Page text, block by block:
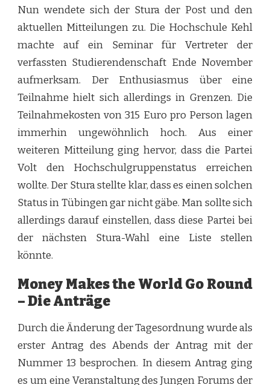
Nun wendete sich der Stura der Post und den
aktuellen Mitteilungen zu. Die Hochschule Kehl
machte auf ein Seminar für Vertreter der
verfassten Studierendenschaft Ende November
aufmerksam. Der Enthusiasmus über eine
Teilnahme hielt sich allerdings in Grenzen. Die
Teilnahmekosten von 315 Euro pro Person lagen
immerhin ungewöhnlich hoch. Aus einer
weiteren Mitteilung ging hervor, dass die Partei
Volt den Hochschulgruppenstatus erreichen
wollte. Der Stura stellte klar, dass es einen solchen
Status in Tübingen gar nicht gäbe. Man sollte sich
allerdings darauf einstellen, dass diese Partei bei
der nächsten Stura-Wahl eine Liste stellen
könnte.
Money Makes the World Go Round
– Die Anträge
Durch die Änderung der Tagesordnung wurde als
erster Antrag des Abends der Antrag mit der
Nummer 13 besprochen. In diesem Antrag ging
es um eine Veranstaltung des Jungen Forums der